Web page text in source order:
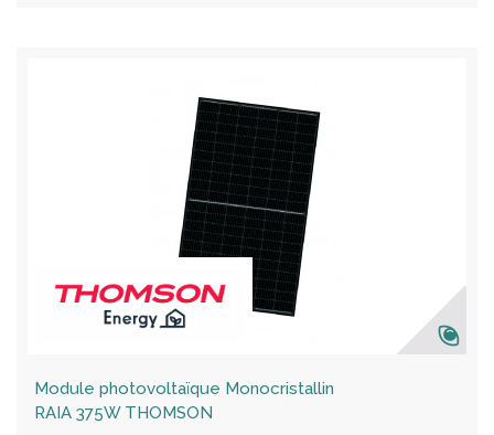
Module photovoltaïque Monocristallin
RAIA 375W THOMSON